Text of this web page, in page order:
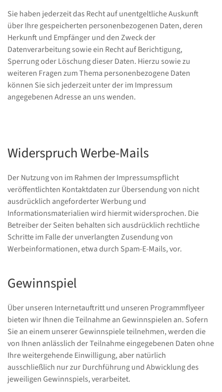
Sie haben jederzeit das Recht auf unentgeltliche Auskunft
über Ihre gespeicherten personenbezogenen Daten, deren
Herkunft und Empfänger und den Zweck der
Datenverarbeitung sowie ein Recht auf Berichtigung,
Sperrung oder Löschung dieser Daten. Hierzu sowie zu
weiteren Fragen zum Thema personenbezogene Daten
können Sie sich jederzeit unter der im Impressum
angegebenen Adresse an uns wenden.
Widerspruch Werbe-Mails
Der Nutzung von im Rahmen der Impressumspflicht
veröffentlichten Kontaktdaten zur Übersendung von nicht
ausdrücklich angeforderter Werbung und
Informationsmaterialien wird hiermit widersprochen. Die
Betreiber der Seiten behalten sich ausdrücklich rechtliche
Schritte im Falle der unverlangten Zusendung von
Werbeinformationen, etwa durch Spam-E-Mails, vor.
Gewinnspiel
Über unseren Internetauftritt und unseren Programmflyeer
bieten wir Ihnen die Teilnahme an Gewinnspielen an. Sofern
Sie an einem unserer Gewinnspiele teilnehmen, werden die
von Ihnen anlässlich der Teilnahme eingegebenen Daten ohne
Ihre weitergehende Einwilligung, aber natürlich
ausschließlich nur zur Durchführung und Abwicklung des
jeweiligen Gewinnspiels, verarbeitet.